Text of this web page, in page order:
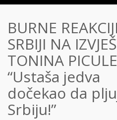
BURNE
SRBIJI NA
TONINA
“Ustaša jedva
dočekao da
Srbiju!”